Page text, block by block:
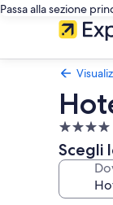
Passa alla sezione
Struttura
a
4.0
Scegli